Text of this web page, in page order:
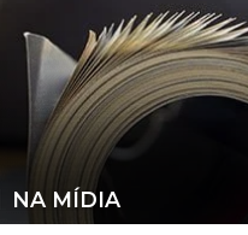
NA MÍDIA